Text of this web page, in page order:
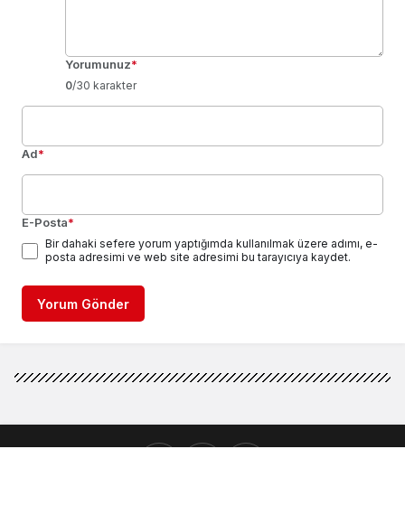
Yorumunuz*
0/30 karakter
Ad*
E-Posta*
Bir dahaki sefere yorum yaptığımda kullanılmak üzere adımı, e-
posta adresimi ve web site adresimi bu tarayıcıya kaydet.
Yorum Gönder